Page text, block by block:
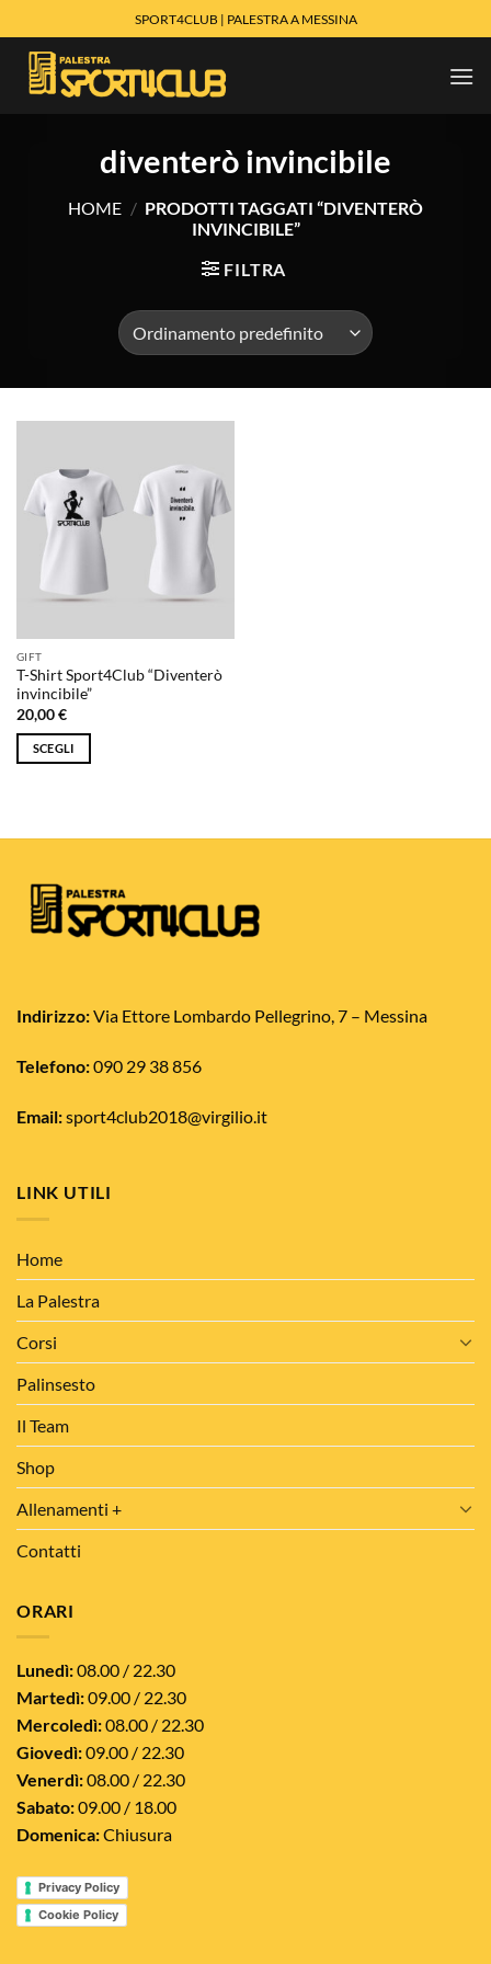
ai
contenuti
SPORT4CLUB | PALESTRA A MESSINA
diventerò invincibile
HOME / PRODOTTI TAGGATI “DIVENTERÒ
INVINCIBILE”
FILTRA
GIFT
T-Shirt Sport4Club “Diventerò
invincibile”
20,00€
SCEGLI
più
opzioni
possono
pagina
prodotto
Indirizzo:Via Ettore Lombardo Pellegrino, 7 – Messina
Telefono:090 29 38 856
Email:sport4club2018@virgilio.it
LINK UTILI
Home
La Palestra
Corsi
Palinsesto
Il Team
Shop
Allenamenti +
Contatti
ORARI
Lunedì:08.00 / 22.30
Martedì:09.00 / 22.30
Mercoledì:08.00 / 22.30
Giovedì:09.00 / 22.30
Venerdì:08.00 / 22.30
Sabato:09.00 / 18.00
Domenica:Chiusura
Privacy Policy
Cookie Policy